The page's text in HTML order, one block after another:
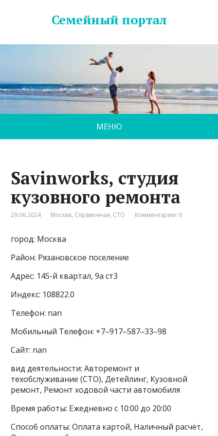
Семейный портал
МЕНЮ
Savinworks, студия
кузовного ремонта
29.06.2024 Москва, Справочная, СТО Комментарии: 0
город: Москва
Район: Рязановское поселение
Адрес: 145-й квартал, 9а ст3
Индекс: 108822.0
Телефон: nan
Мобильный Телефон: +7‒917‒587‒33‒98
Сайт: nan
вид деятельности: Авторемонт и
техобслуживание (СТО), Детейлинг, Кузовной
ремонт, Ремонт ходовой части автомобиля
Время работы: Ежедневно с 10:00 до 20:00
Способ оплаты: Оплата картой, Наличный расчёт,